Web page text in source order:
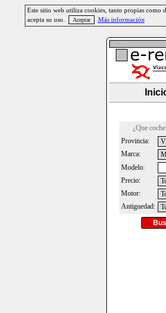
Este sitio web utiliza cookies, tanto propias como
acepta su uso.
Más información
¿Que
Provincia:
Marca:
Modelo:
Precio:
Motor:
Antiguedad: